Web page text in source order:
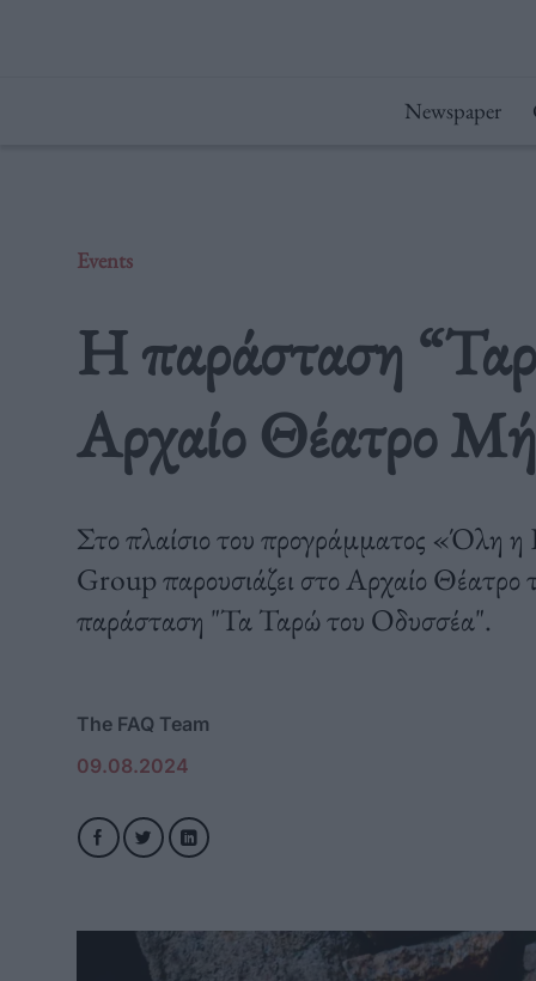
Newspaper
Events
Η παράσταση
Αρχαίο Θέατρο
Στο πλαίσιο του προγράμματος «Όλη
Group παρουσιάζει στο Αρχαίο
παράσταση "Τα Ταρώ του Οδυσσέα".
The FAQ Team
09.08.2024